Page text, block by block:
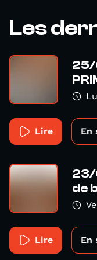
Les
25/
Lire En
23/
de
Lire En